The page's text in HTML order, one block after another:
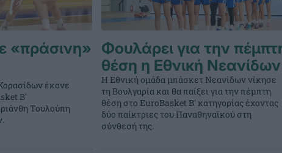
«πράσινη»
έκανε
Β'
Τουλούπη
Φουλάρει για την
θέση η Εθνική Νεανίδων
Η Εθνική ομάδα μπάσκετ Νεανίδων νίκησε
τη Βουλγαρία και θα παίξει για την πέμπτη
θέση στο EuroBasket Β' κατηγορίας έχοντας
δύο παίκτριες του Παναθηναϊκού στη
σύνθεσή της.